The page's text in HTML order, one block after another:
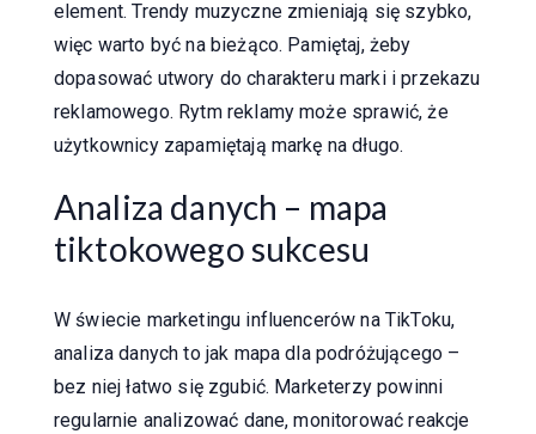
element. Trendy muzyczne zmieniają się szybko,
więc warto być na bieżąco. Pamiętaj, żeby
dopasować utwory do charakteru marki i przekazu
reklamowego. Rytm reklamy może sprawić, że
użytkownicy zapamiętają markę na długo.
Analiza danych – mapa
tiktokowego sukcesu
W świecie marketingu influencerów na TikToku,
analiza danych to jak mapa dla podróżującego –
bez niej łatwo się zgubić. Marketerzy powinni
regularnie analizować dane, monitorować reakcje